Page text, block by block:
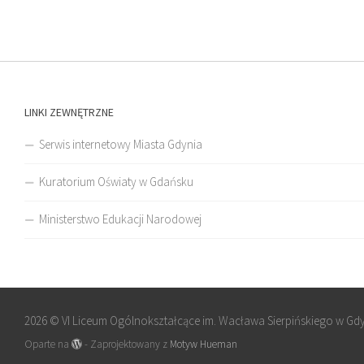
LINKI ZEWNĘTRZNE
Serwis internetowy Miasta Gdynia
Kuratorium Oświaty w Gdańsku
Ministerstwo Edukacji Narodowej
2026 © VI Liceum Ogólnokształcące im. Wacława Sierpińskiego w
Oparte na - Zaprojektowany z Motyw Hueman